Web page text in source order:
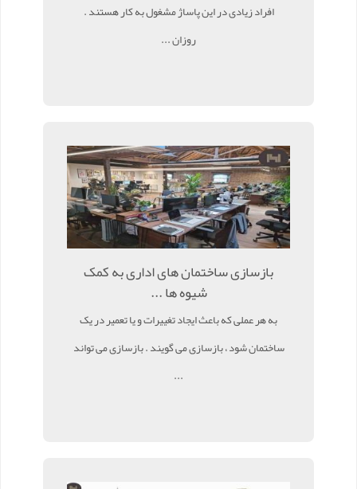
افراد زیادی در این پاساژ مشغول به کار هستند .
روزان ...
بازسازی ساختمان های اداری به کمک
شیوه ها ...
به هر عملی که باعث ایجاد تغییرات و یا تعمیر در یک
ساختمان شود ، بازسازی می گویند . بازسازی می تواند
...